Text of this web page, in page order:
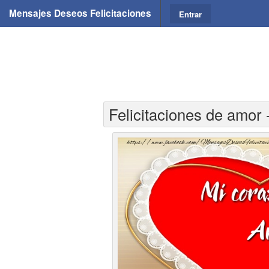
Mensajes Deseos Felicitaciones Entrar
Felicitaciones de